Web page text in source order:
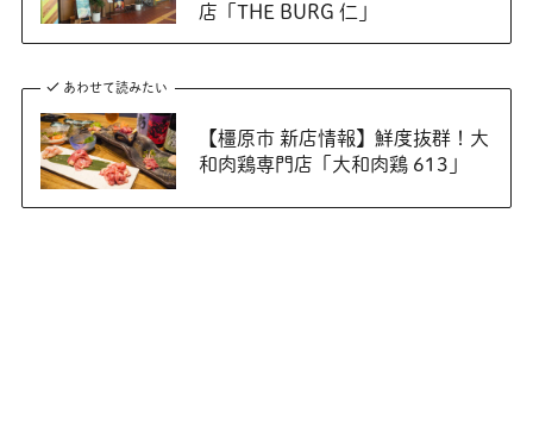
店「THE BURG 仁」
あわせて読みたい
【橿原市 新店情報】鮮度抜群！大
和肉鶏専門店「大和肉鶏 613」